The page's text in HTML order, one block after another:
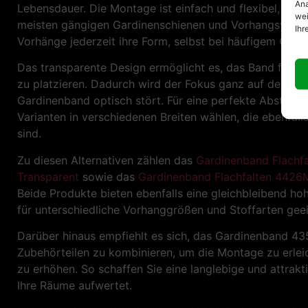
Lebensdauer. Die Montage ist einfach und flexibel,
meisten gängigen Gardinenschienen und
Vorhänge jederzeit ihre Form, selbst bei häufigem
Das transparente Design ermöglicht es, das Band fast
zu platzieren. Dadurch wird der Fokus ganz auf den
Gardinenband optisch stört. Für eine perfekte
Varianten in verschiedenen Breiten wählen, die
sind.
Zu diesen Alternativen zählen das Gardinenband
Transparent sowie das Gardinenband Flachfalten
Beide Produkte bieten ebenfalls eine gleichbleibend
für unterschiedliche Vorhanggrößen und Stoffarten
Darüber hinaus empfiehlt es sich, das Gardinenband
Zubehörteilen zu kombinieren, um die Montage zu
zu erhöhen. So schaffen Sie eine langlebige und
Ihre Räume aufwertet.